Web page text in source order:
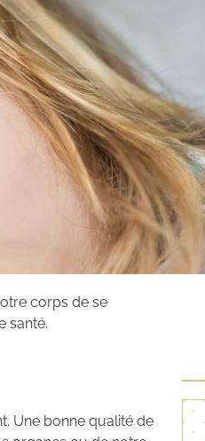
corps de se
santé.
Une bonne qualité de